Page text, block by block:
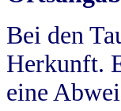
Bei den
Herkunft.
eine